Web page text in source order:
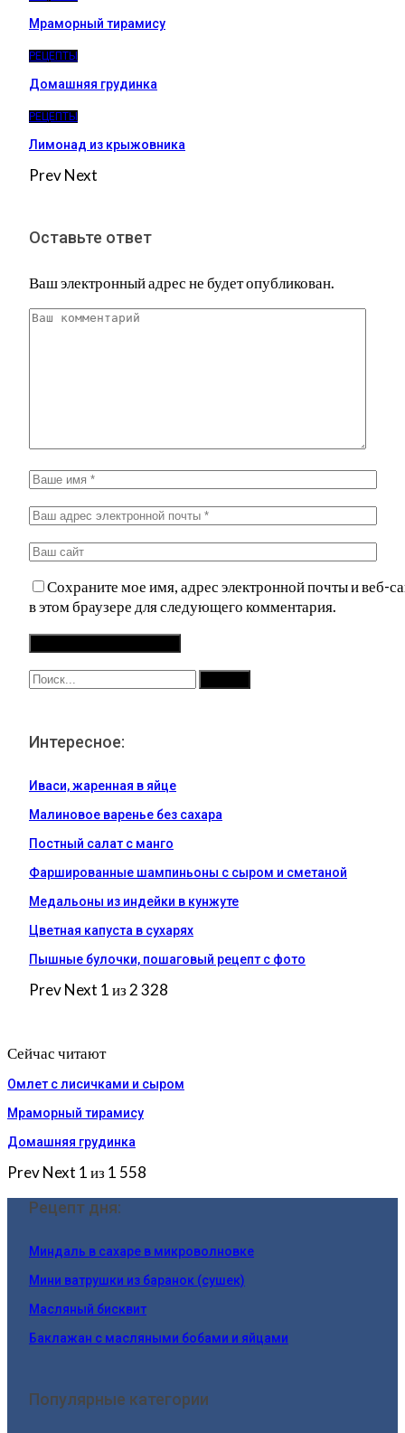
Мраморный тирамису
РЕЦЕПТЫ
Домашняя грудинка
РЕЦЕПТЫ
Лимонад из крыжовника
PrevNext
Оставьте ответ
Ваш электронный адрес не будет опубликован.
Сохраните мое имя, адрес электронной почты и веб-
в этом браузере для следующего комментария.
Интересное:
Иваси, жаренная в яйце
Малиновое варенье без сахара
Постный салат с манго
Фаршированные шампиньоны с сыром и сметаной
Медальоны из индейки в кунжуте
Цветная капуста в сухарях
Пышные булочки, пошаговый рецепт с фото
PrevNext 1 из 2 328
Сейчас читают
Омлет с лисичками и сыром
Мраморный тирамису
Домашняя грудинка
PrevNext 1 из 1 558
Рецепт дня:
Миндаль в сахаре в микроволновке
Мини ватрушки из баранок (сушек)
Масляный бисквит
Баклажан с масляными бобами и яйцами
Популярные категории